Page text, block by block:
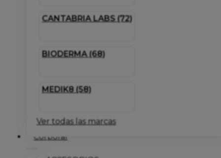
CANTABRIA LABS (72)
BIODERMA (68)
MEDIK8 (58)
Ver todas las marcas
Corporal